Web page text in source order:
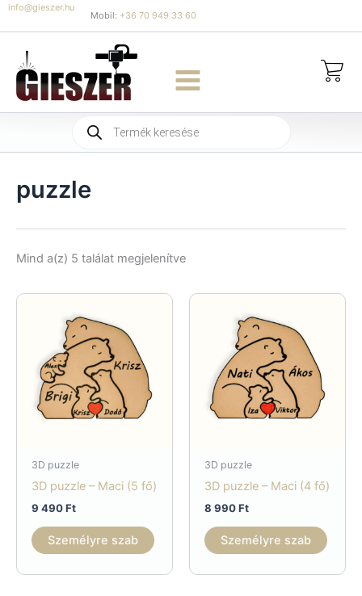
Skip
to
content
info@gieszer.hu
Mobil: +36 70 949 33 60
Products
search
puzzle
Mind a(z) 5 találat megjelenítveSorted
3D puzzle
3D puzzle – Maci (5 fő)
9 490Ft
Személyre szab
3D puzzle
3D puzzle – Maci (4 fő)
8 990Ft
Személyre szab